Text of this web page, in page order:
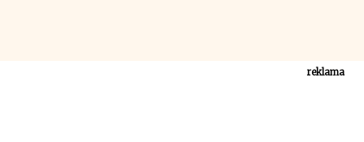
reklama